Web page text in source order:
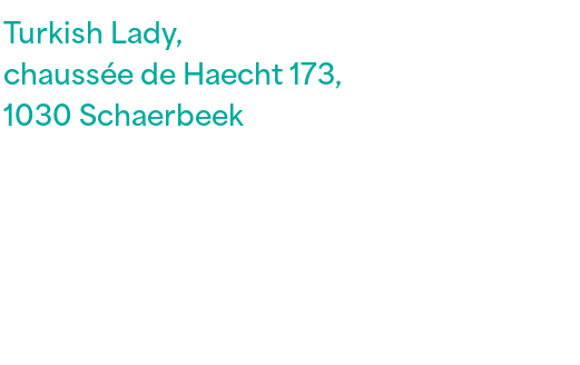
Turkish Lady,
chaussée de Haecht 173,
1030 Schaerbeek